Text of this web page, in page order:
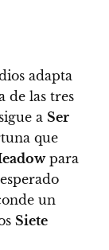
adapta
de las tres
a Ser
que
para
un
Siete